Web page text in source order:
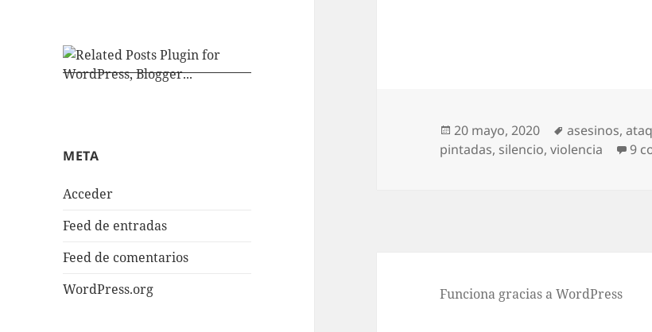
META
Acceder
Feed de entradas
Feed de comentarios
WordPress.org
Publicado
el
20 mayo, 2020 Etiquetas
asesinos,
pintadas, silencio,violencia 9
Funciona gracias a WordPress